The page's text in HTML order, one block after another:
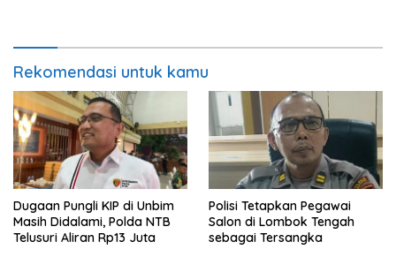
Rekomendasi untuk kamu
Dugaan Pungli KIP di Unbim
Masih Didalami, Polda NTB
Telusuri Aliran Rp13 Juta
Polisi Tetapkan Pegawai
Salon di Lombok Tengah
sebagai Tersangka